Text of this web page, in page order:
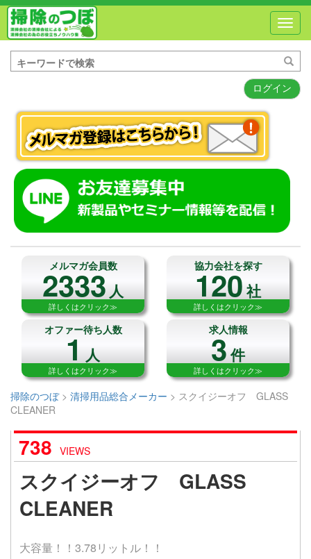
ログイン
メルマガ会員数
2333人
詳しくはクリック≫
協力会社を探す
120社
詳しくはクリック≫
オファー待ち人数
1人
詳しくはクリック≫
求人情報
3件
詳しくはクリック≫
掃除のつぼ> 清掃用品総合メーカー > スクイジーオフ GLASS
CLEANER
738 VIEWS
スクイジーオフ GLASS
CLEANER
大容量！！3.78リットル！！